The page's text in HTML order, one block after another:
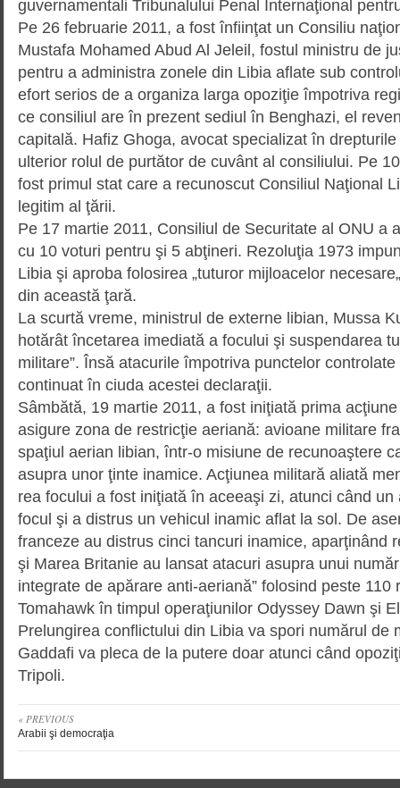
guvernamentali Tribuna­lu­lui Penal Internaţional
Pe 26 februarie 2011, a fost înfi­inţat un Consiliu
Mustafa Mohamed Abud Al Jeleil, fostul ministru de
pentru a administra zonele din Libia aflate sub
efort serios de a organiza larga opoziţie împotriva
ce consiliul are în prezent sediul în Benghazi, el
capitală. Hafiz Ghoga, avocat specializat în
ulterior rolul de purtător de cuvânt al consiliului. Pe
fost primul stat care a recunoscut Consiliul Naţional
legitim al ţării.
Pe 17 martie 2011, Consiliul de Securitate al ONU a
cu 10 voturi pentru şi 5 abţineri. Rezoluţia 1973
Libia şi aproba folosirea „tu­tu­ror mijloacelor
din această ţară.
La scurtă vreme, ministrul de exter­ne libian, Mussa
hotărât încetarea imediată a focului şi suspendarea
militare”. Însă atacurile împo­triva punctelor
continuat în ciuda acestei declaraţii.
Sâmbătă, 19 martie 2011, a fost iniţiată prima
asigure zona de restricţie aeriană: avioane militare
spaţiul aerian libian, într-o misiune de recunoaştere
asupra unor ţinte inamice. Acţiunea militară aliată
rea focului a fost iniţiată în aceeaşi zi, atunci când
focul şi a distrus un vehicul inamic aflat la sol. De
franceze au distrus cinci tancuri inamice, aparţinând
şi Marea Britanie au lansat atacuri asupra unui
integrate de apărare anti-aeriană” folosind peste 110
Tomahawk în timpul operaţiunilor Odyssey Dawn şi
Prelungirea conflictului din Libia va spori numărul de
Gaddafi va pleca de la putere doar atunci când
Tripoli.
« PREVIOUS
Arabii şi democraţia